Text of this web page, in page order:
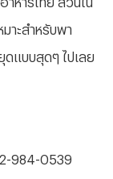
าะสำหรับพา
ดแบบสุดๆ ไปเลย
984-0539